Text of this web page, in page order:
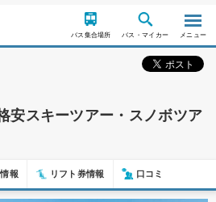
バス集合場所 バス・マイカー メニュー
安スキーツアー・スノボツア
報 リフト券情報 口コミ